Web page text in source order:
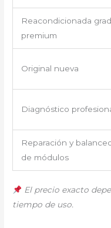
Reacondicionada
premium
Original nueva
Diagnóstico
Reparación y
de módulos
El precio exacto
tiempo de uso.